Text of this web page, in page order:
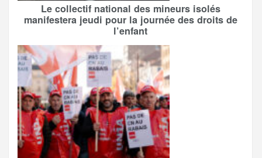
Le collectif national des mineurs isolés
manifestera jeudi pour la journée des droits de
l’enfant